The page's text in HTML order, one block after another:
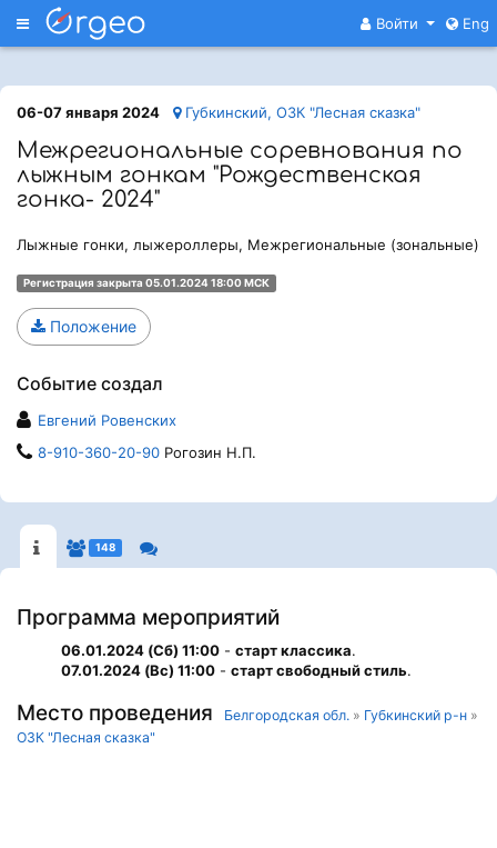
Меню Войти Eng
06-07 января 2024 Губкинский, ОЗК "Лесная сказка"
Межрегиональные соревнования по
лыжным гонкам "Рождественская
гонка- 2024"
Лыжные гонки, лыжероллеры, Межрегиональные (зональные)
Регистрация закрыта 05.01.2024 18:00 МСК
Положение
Событие создал
Евгений Ровенских
8-910-360-20-90 Рогозин Н.П.
148
Программа мероприятий
06.01.2024 (Сб) 11:00 - старт классика.
07.01.2024 (Вс) 11:00 - старт свободный стиль.
Место проведения Белгородская обл. » Губкинский р-н »
ОЗК "Лесная сказка"